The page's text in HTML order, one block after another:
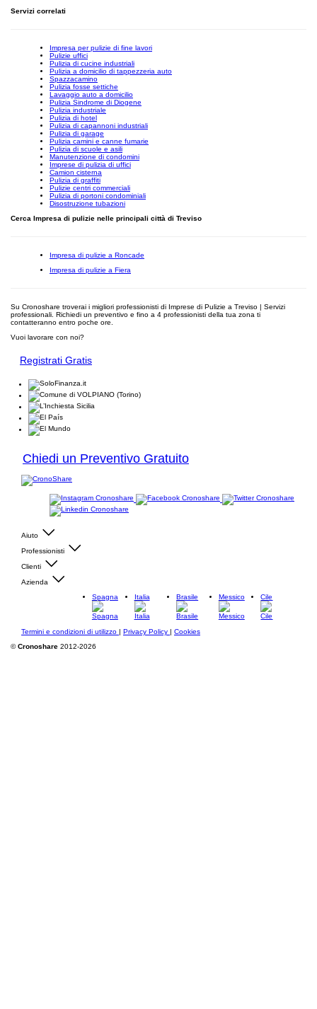
Servizi correlati
Impresa per pulizie di fine lavori
Pulizie uffici
Pulizia di cucine industriali
Pulizia a domicilio di tappezzeria auto
Spazzacamino
Pulizia fosse settiche
Lavaggio auto a domicilio
Pulizia Sindrome di Diogene
Pulizia industriale
Pulizia di hotel
Pulizia di capannoni industriali
Pulizia di garage
Pulizia camini e canne fumarie
Pulizia di scuole e asili
Manutenzione di condomini
Imprese di pulizia di uffici
Camion cisterna
Pulizia di graffiti
Pulizie centri commerciali
Pulizia di portoni condominiali
Disostruzione tubazioni
Cerca Impresa di pulizie nelle principali città di Treviso
Impresa di pulizie a Roncade
Impresa di pulizie a Fiera
Su Cronoshare troverai i migliori professionisti di Imprese di Pulizie a Treviso | Servizi
professionali. Richiedi un preventivo e fino a 4 professionisti della tua zona ti
contatteranno entro poche ore.
Vuoi lavorare con noi?
Registrati Gratis
Chiedi un Preventivo Gratuito
Aiuto
Professionisti
Clienti
Azienda
Spagna
Italia Brasile Messico Cile
Termini e condizioni di utilizzo | Privacy Policy | Cookies
©Cronoshare 2012-2026